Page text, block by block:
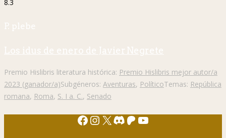
8.3
P. plebe
Los idus de enero de Javier Negrete
Premio Hislibris literatura histórica: Premio Hislibris mejor autor/a
2023 (ganador/a)Subgéneros: Aventuras, PolíticoTemas: República
romana, Roma, S. I a. C., Senado
Facebook
Instagram
X Discord
Patreon
YouTube